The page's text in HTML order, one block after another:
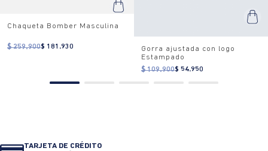
Chaqueta Bomber Masculina
$ 259.900$ 181.930
Gorra ajustada con logo
Estampado
$ 109.900$ 54.950
TARJETA DE CRÉDITO